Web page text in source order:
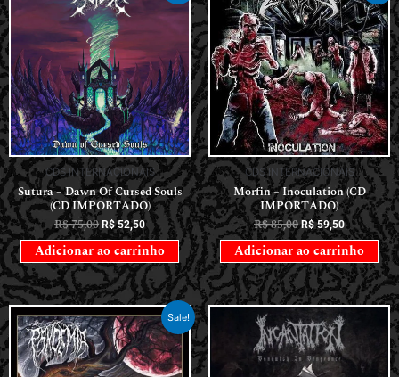
CDS INTERNACIONAIS
Sutura – Dawn Of Cursed Souls
(CD IMPORTADO)
R$75,00 R$52,50
Adicionar ao carrinho
CDS INTERNACIONAIS
Morfin – Inoculation (CD
IMPORTADO)
R$85,00 R$59,50
Adicionar ao carrinho
Sale!